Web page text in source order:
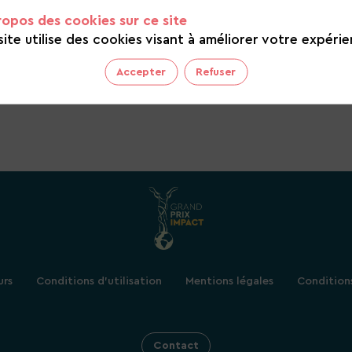
Conditions d'utilisation Mentions légales
Contact
des cookies sur ce site
utilise des cookies visant à améliorer votre
Accepter Refuser